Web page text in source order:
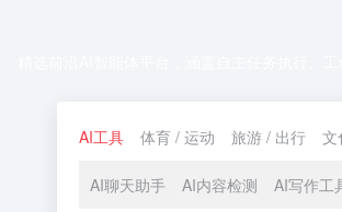
AI工具 体育 / 运动 旅游 / 出行 文
AI聊天助手 AI内容检测 AI写作工